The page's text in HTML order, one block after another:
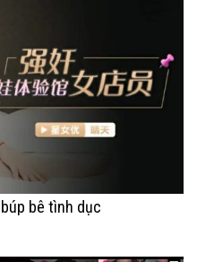
bê tình dục